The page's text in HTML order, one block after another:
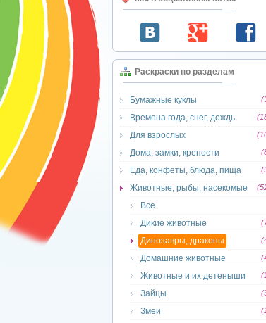
Раскраски по разделам
Бумажные куклы
Времена года, снег, дождь
Для взрослых
Дома, замки, крепости
Еда, конфеты, блюда, пища
Животные, рыбы, насекомые
Все
Дикие животные
Динозавры, драконы
Домашние животные
Животные и их детеныши
Зайцы
Змеи